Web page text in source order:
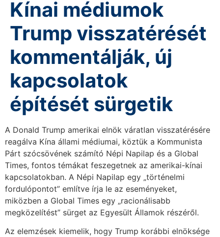
Kínai médiumok
Trump visszatérését
kommentálják, új
kapcsolatok
építését sürgetik
A Donald Trump amerikai elnök váratlan visszatérésére
reagálva Kína állami médiumai, köztük a Kommunista
Párt szócsövének számító Népi Napilap és a Global
Times, fontos témákat feszegetnek az amerikai-kínai
kapcsolatokban. A Népi Napilap egy „történelmi
fordulópontot” említve írja le az eseményeket,
miközben a Global Times egy „racionálisabb
megközelítést” sürget az Egyesült Államok részéről.
Az elemzések kiemelik, hogy Trump korábbi elnöksége